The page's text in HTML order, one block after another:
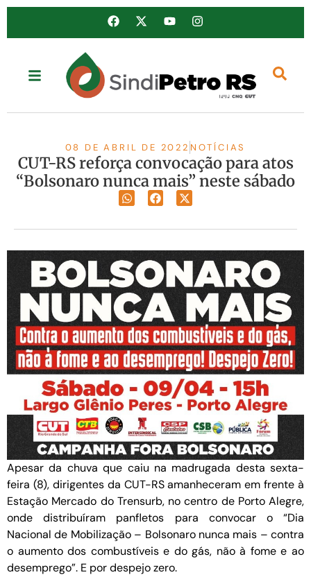
08 DE ABRIL DE 2022 NOTÍCIAS
CUT-RS reforça convocação para atos
“Bolsonaro nunca mais” neste sábado
Apesar da chuva que caiu na madrugada desta sexta-
feira (8), dirigentes da CUT-RS amanheceram em frente à
Estação Mercado do Trensurb, no centro de Porto Alegre,
onde distribuíram panfletos para convocar o “Dia
Nacional de Mobilização – Bolsonaro nunca mais – contra
o aumento dos combustíveis e do gás, não à fome e ao
desemprego”. E por despejo zero.